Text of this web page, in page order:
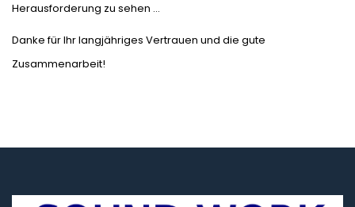
Herausforderung zu sehen …
Danke für Ihr langjähriges Vertrauen und die gute
Zusammenarbeit!